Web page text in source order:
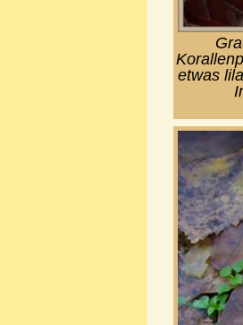
etwas